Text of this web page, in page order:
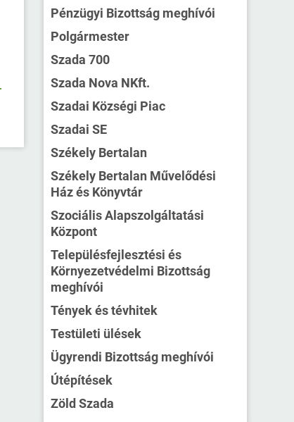
Pénzügyi Bizottság meghívói
Polgármester
Szada 700
Szada Nova NKft.
Szadai Községi Piac
Szadai SE
Székely Bertalan
Székely Bertalan Művelődési
Ház és Könyvtár
Szociális Alapszolgáltatási
Központ
Településfejlesztési és
Környezetvédelmi Bizottság
meghívói
Tények és tévhitek
Testületi ülések
Ügyrendi Bizottság meghívói
Útépítések
Zöld Szada